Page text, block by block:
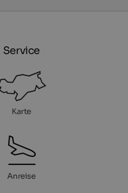
Service
Karte
Anreise